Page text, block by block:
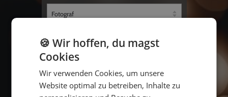
bis
🍪 Wir hoffen, du magst
Cookies
Wir verwenden Cookies, um unsere
Website optimal zu betreiben, Inhalte zu